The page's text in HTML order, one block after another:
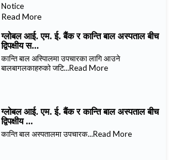
Notice
Read More
ग्लोबल आई. एम. ई. बैंक र कान्ति बाल अस्पताल बीच
द्विपक्षीय स...
कान्ति बाल अस्पिालमा उपचारका लागि आउने
बालबागलकाहरुको जटि...Read More
ग्लोबल आई. एम. ई. बैंक र कान्ति बाल अस्पताल बीच
द्विपक्षीय ...
कान्ति बाल अस्पतालमा उपचारक...Read More